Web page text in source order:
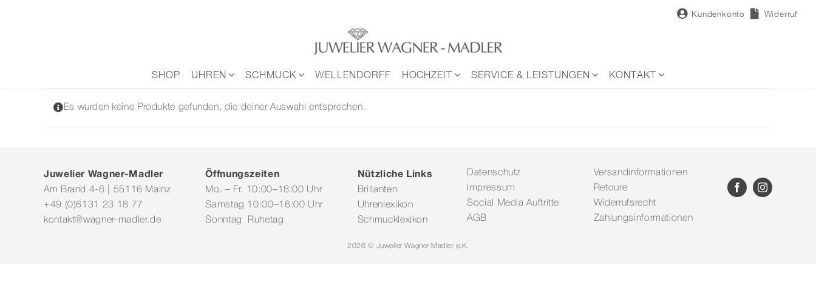
Kundenkonto Widerruf
SHOP UHREN SCHMUCK WELLENDORFF HOCHZEIT SERVICE & LEISTUNGEN KONTAKT
Es wurden keine Produkte gefunden, die deiner Auswahl entsprechen.
Juwelier Wagner-Madler
Am Brand 4-6 | 55116 Mainz
+49 (0)6131 23 18 77
kontakt@wagner-madler.de
Öffnungszeiten
Mo. – Fr. 10:00–18:00 Uhr
Samstag 10:00–16:00 Uhr
Sonntag Ruhetag
Nützliche Links
Brillanten
Uhrenlexikon
Schmucklexikon
Datenschutz
Impressum
Social Media Auftritte
AGB
Versandinformationen
Retoure
Widerrufsrecht
Zahlungsinformationen
2026 © Juwelier Wagner-Madler e.K.